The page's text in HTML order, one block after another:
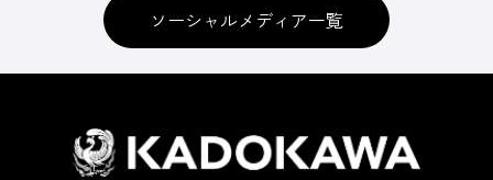
ソーシャルメディア一覧